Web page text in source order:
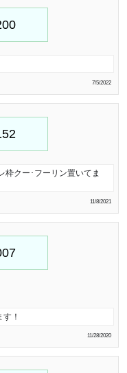
7/5/2022
枠クー･フーリン置いてま
11/8/2021
！
11/28/2020